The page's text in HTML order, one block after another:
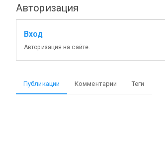
Авторизация
Вход
Авторизация на сайте.
Публикации Комментарии Теги